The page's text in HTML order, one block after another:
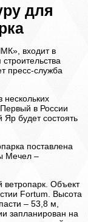
для
входит в
пресс-служба
нескольких
в России
будет состоять
поставлена
Мечел –
ветропарк. Объект
Fortum. Высота
– 53,8 м,
запланирован на